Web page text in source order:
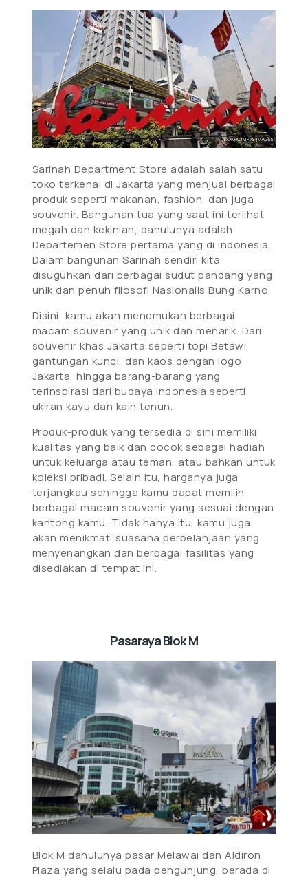
Sarinah Department Store adalah salah satu
toko terkenal di Jakarta yang menjual berbagai
produk seperti makanan, fashion, dan juga
souvenir. Bangunan tua yang saat ini terlihat
megah dan kekinian, dahulunya adalah
Departemen Store pertama yang di Indonesia.
Dalam bangunan Sarinah sendiri kita
disuguhkan dari berbagai sudut pandang yang
unik dan penuh filosofi Nasionalis Bung Karno.
Disini, kamu akan menemukan berbagai
macam souvenir yang unik dan menarik. Dari
souvenir khas Jakarta seperti topi Betawi,
gantungan kunci, dan kaos dengan logo
Jakarta, hingga barang-barang yang
terinspirasi dari budaya Indonesia seperti
ukiran kayu dan kain tenun.
Produk-produk yang tersedia di sini memiliki
kualitas yang baik dan cocok sebagai hadiah
untuk keluarga atau teman, atau bahkan untuk
koleksi pribadi. Selain itu, harganya juga
terjangkau sehingga kamu dapat memilih
berbagai macam souvenir yang sesuai dengan
kantong kamu. Tidak hanya itu, kamu juga
akan menikmati suasana perbelanjaan yang
menyenangkan dan berbagai fasilitas yang
disediakan di tempat ini.
Pasaraya Blok M
Blok M dahulunya pasar Melawai dan Aldiron
Plaza yang selalu pada pengunjung, berada di